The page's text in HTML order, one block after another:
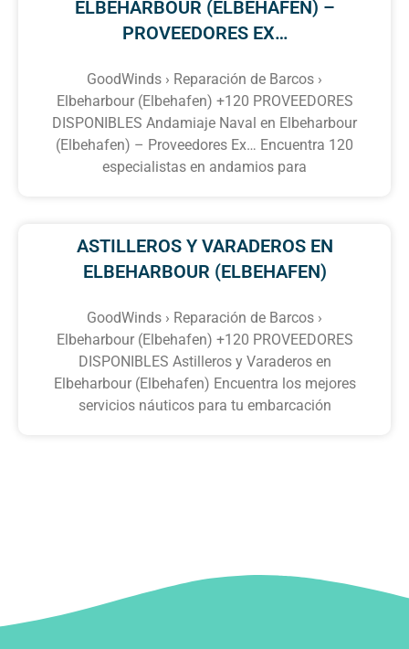
ELBEHARBOUR (ELBEHAFEN) –
PROVEEDORES EX…
GoodWinds › Reparación de Barcos ›
Elbeharbour (Elbehafen) +120 PROVEEDORES
DISPONIBLES Andamiaje Naval en Elbeharbour
(Elbehafen) – Proveedores Ex… Encuentra 120
especialistas en andamios para
ASTILLEROS Y VARADEROS EN
ELBEHARBOUR (ELBEHAFEN)
GoodWinds › Reparación de Barcos ›
Elbeharbour (Elbehafen) +120 PROVEEDORES
DISPONIBLES Astilleros y Varaderos en
Elbeharbour (Elbehafen) Encuentra los mejores
servicios náuticos para tu embarcación